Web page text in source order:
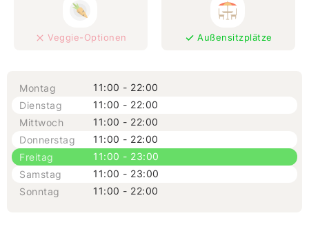
Veggie-Optionen Außensitzplätze
Montag
11:00 - 22:00
Dienstag
11:00 - 22:00
Mittwoch
11:00 - 22:00
Donnerstag
11:00 - 22:00
Freitag
11:00 - 23:00
Samstag
11:00 - 23:00
Sonntag
11:00 - 22:00